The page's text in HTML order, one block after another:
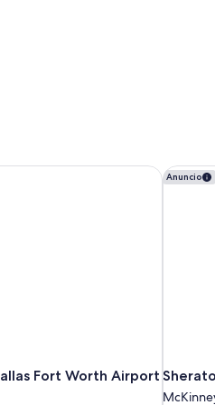
Fort Worth Airport
Fort Worth Airport North
Anuncio